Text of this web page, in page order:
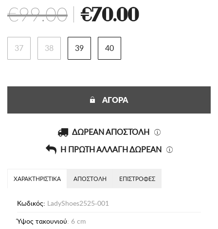
€99.00 €70.00
37 38 39 40
ΑΓΟΡΑ
ΔΩΡΕΑΝ ΑΠΟΣΤΟΛΗ
Η ΠΡΩΤΗ ΑΛΛΑΓΗ ΔΩΡΕΑΝ
ΧΑΡΑΚΤΗΡΙΣΤΙΚΑ ΑΠΟΣΤΟΛΗ ΕΠΙΣΤΡΟΦΕΣ
Κωδικός: LadyShoes2525-001
Ύψος τακουνιού: 6 cm